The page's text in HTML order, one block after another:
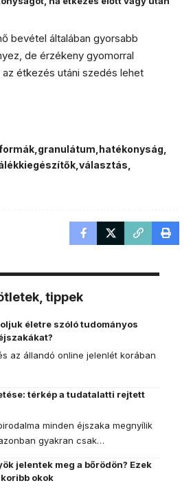
bevétel általában gyorsabb
de érzékeny gyomorral
étkezés utáni szedés lehet
granulátum hatékonyság
választás
tippek
életre szóló tudományos
az állandó online jelenlét korában
térkép a tudatalatti rejtett
minden éjszaka megnyílik
gyakran csak…
jelentek meg a bőrödön? Ezek
okok